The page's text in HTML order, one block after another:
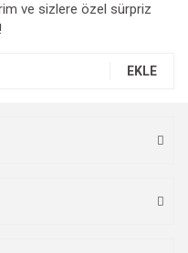
ve sizlere özel sürpriz
EKLE